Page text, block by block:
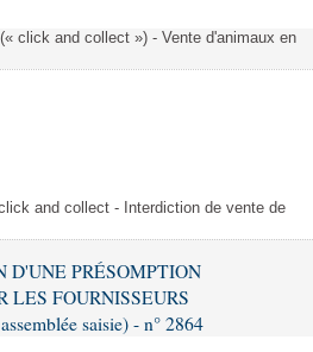
click and collect ») - Vente d'animaux en
and collect - Interdiction de vente de
D'UNE PRÉSOMPTION
LES FOURNISSEURS
saisie) - n° 2864